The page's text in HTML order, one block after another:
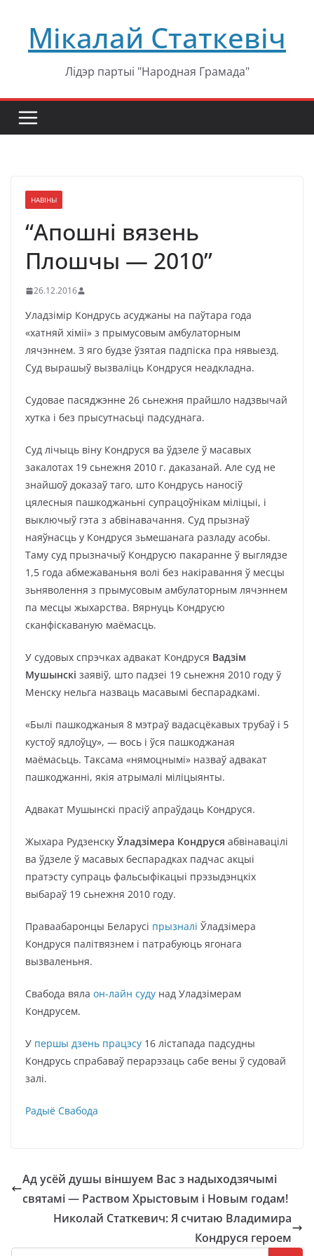
содержимому
Мікалай Статкевіч
Лідэр партыі "Народная Грамада"
НАВІНЫ
“Апошні вязень
Плошчы — 2010”
26.12.2016
Уладзімір Кондрусь асуджаны на паўтара года
«хатняй хіміі» з прымусовым амбулаторным
лячэннем. З яго будзе ўзятая падпіска пра нявыезд.
Суд вырашыў вызваліць Кондруся неадкладна.
Судовае пасяджэнне 26 сьнежня прайшло надзвычай
хутка і без прысутнасьці падсуднага.
Суд лічыць віну Кондруся ва ўдзеле ў масавых
закалотах 19 сьнежня 2010 г. даказанай. Але суд не
знайшоў доказаў таго, што Кондрусь наносіў
цялесныя пашкоджаньні супрацоўнікам міліцыі, і
выключыў гэта з абвінавачання. Суд прызнаў
наяўнасць у Кондруся зьмешанага разладу асобы.
Таму суд прызначыў Кондрусю пакаранне ў выглядзе
1,5 года абмежаваньня волі без накіравання ў месцы
зьняволення з прымусовым амбулаторным лячэннем
па месцы жыхарства. Вярнуць Кондрусю
сканфіскаваную маёмасць.
У судовых спрэчках адвакат Кондруся Вадзім
Мушынскі заявіў, што падзеі 19 сьнежня 2010 году ў
Менску нельга назваць масавымі беспарадкамі.
«Былі пашкоджаныя 8 мэтраў вадасцёкавых трубаў і 5
кустоў ядлоўцу», — вось і ўся пашкоджаная
маёмасьць. Таксама «нямоцнымі» назваў адвакат
пашкоджанні, якія атрымалі міліцыянты.
Адвакат Мушынскі прасіў апраўдаць Кондруся.
Жыхара Рудзенску Ўладзімера Кондруся абвінавацілі
ва ўдзеле ў масавых беспарадках падчас акцыі
пратэсту супраць фальсыфікацыі прэзыдэнцкіх
выбараў 19 сьнежня 2010 году.
Праваабаронцы Беларусі прызналі Ўладзімера
Кондруся палітвязнем і патрабуюць ягонага
вызваленьня.
Свабода вяла он-лайн суду над Уладзімерам
Кондрусем.
У першы дзень працэсу 16 лістапада падсудны
Кондрусь спрабаваў перарэзаць сабе вены ў судовай
залі.
Радыё Свабода
Ад усёй душы віншуем Вас з надыходзячымі
святамі — Раством Хрыстовым і Новым годам!
Николай Статкевич: Я считаю Владимира
Кондруся героем